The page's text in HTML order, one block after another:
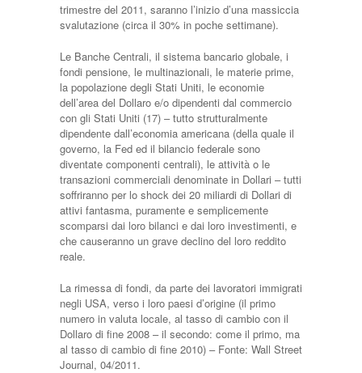
trimestre del 2011, saranno l’inizio d’una massiccia
svalutazione (circa il 30% in poche settimane).
Le Banche Centrali, il sistema bancario globale, i
fondi pensione, le multinazionali, le materie prime,
la popolazione degli Stati Uniti, le economie
dell’area del Dollaro e/o dipendenti dal commercio
con gli Stati Uniti (17) – tutto strutturalmente
dipendente dall’economia americana (della quale il
governo, la Fed ed il bilancio federale sono
diventate componenti centrali), le attività o le
transazioni commerciali denominate in Dollari – tutti
soffriranno per lo shock dei 20 miliardi di Dollari di
attivi fantasma, puramente e semplicemente
scomparsi dai loro bilanci e dai loro investimenti, e
che causeranno un grave declino del loro reddito
reale.
La rimessa di fondi, da parte dei lavoratori immigrati
negli USA, verso i loro paesi d’origine (il primo
numero in valuta locale, al tasso di cambio con il
Dollaro di fine 2008 – il secondo: come il primo, ma
al tasso di cambio di fine 2010) – Fonte: Wall Street
Journal, 04/2011.